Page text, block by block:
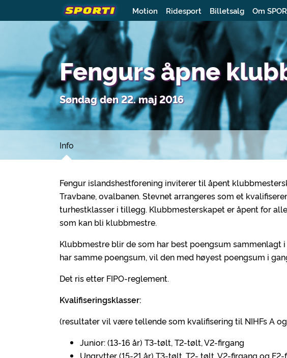
Motion Ridesport Billetsalg Om
Fengurs åpne
Søndag den 22. maj 2016
Info
Fengur islandshestforening inviterer til åpent
Travbane, ovalbanen. Stevnet arrangeres som et
turhestklasser i tillegg. Klubbmesterskapet er åpent for
som kan bli klubbmestre.
Klubbmestre blir de som har best poengsum sammenlagt
har samme poengsum, vil den med høyest poengsum i
Det ris etter FIPO-reglement.
Kvalifiseringsklasser:
(resultater vil være tellende som kvalifisering til NIHFs A
Junior: (13-16 år) T3-tølt, T2-tølt, V2-firgang
Ungrytter (15-21 år) T3-tølt, T2- tølt, V2-firgang og